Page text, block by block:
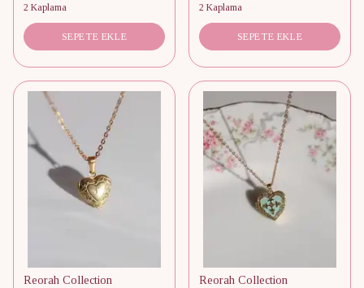
2 Kaplama
SEPETE EKLE
2 Kaplama
SEPETE EKLE
Reorah Collection
Reorah Collection